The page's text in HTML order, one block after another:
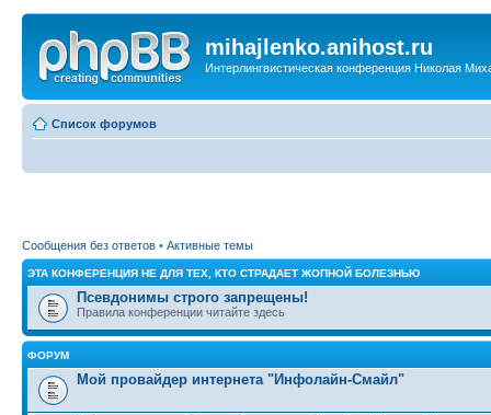
mihajlenko.anihost.ru
Интерлингвистическая конференция Николая
Список форумов
Сообщения без ответов • Активные темы
ЭТА КОНФЕРЕНЦИЯ НЕ ДЛЯ ТЕХ, КТО СТРАДАЕТ ЖОПНОЙ БОЛЕЗНЬЮ
Псевдонимы строго запрещены!
Правила конференции читайте здесь
ФОРУМ
Мой провайдер интернета "Инфолайн-Смайл"